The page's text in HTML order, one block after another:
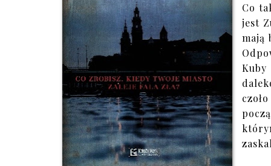
Co
jest
mają
Kuby